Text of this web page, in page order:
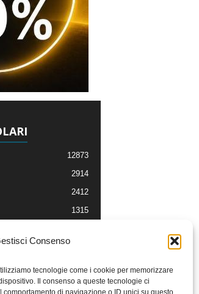
Consenso
tecnologie come i cookie per memorizzare
Il consenso a queste tecnologie ci
di navigazione o ID unici su questo
12873
2914
2412
1315